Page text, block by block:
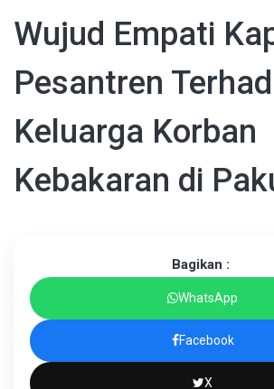
Wujud Empati
Pesantren
Keluarga Korban
Kebakaran di
Bagikan :
WhatsApp
Facebook
X